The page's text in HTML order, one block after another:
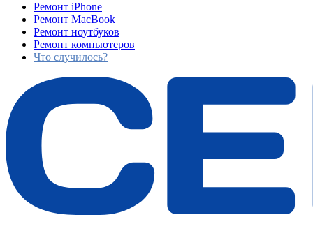
Ремонт iPhone
Ремонт MacBook
Ремонт ноутбуков
Ремонт компьютеров
Что случилось?